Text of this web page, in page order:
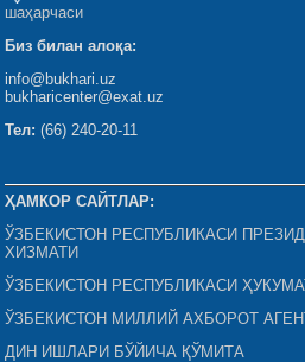
шаҳарчаси
Биз билан алоқа:
info@bukhari.uz
bukharicenter@exat.uz
Тел: (66) 240-20-11
ҲАМКОР САЙТЛАР:
ЎЗБЕКИСТОН РЕСПУБЛИКАСИ
ХИЗМАТИ
ЎЗБЕКИСТОН РЕСПУБЛИКАСИ
ЎЗБЕКИСТОН МИЛЛИЙ АХБОРОТ
ДИН ИШЛАРИ БЎЙИЧА ҚЎМИТА